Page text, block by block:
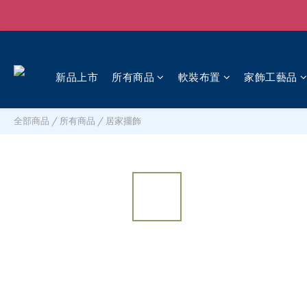
新品上市 所有商品 軟裝布置 家飾工藝品
全部商品 / 所有商品 / 居家擺飾